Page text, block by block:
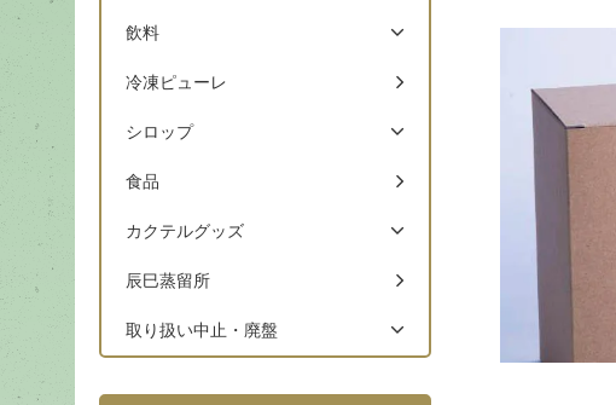
飲料
冷凍ピューレ
シロップ
食品
カクテルグッズ
辰巳蒸留所
取り扱い中止・廃盤